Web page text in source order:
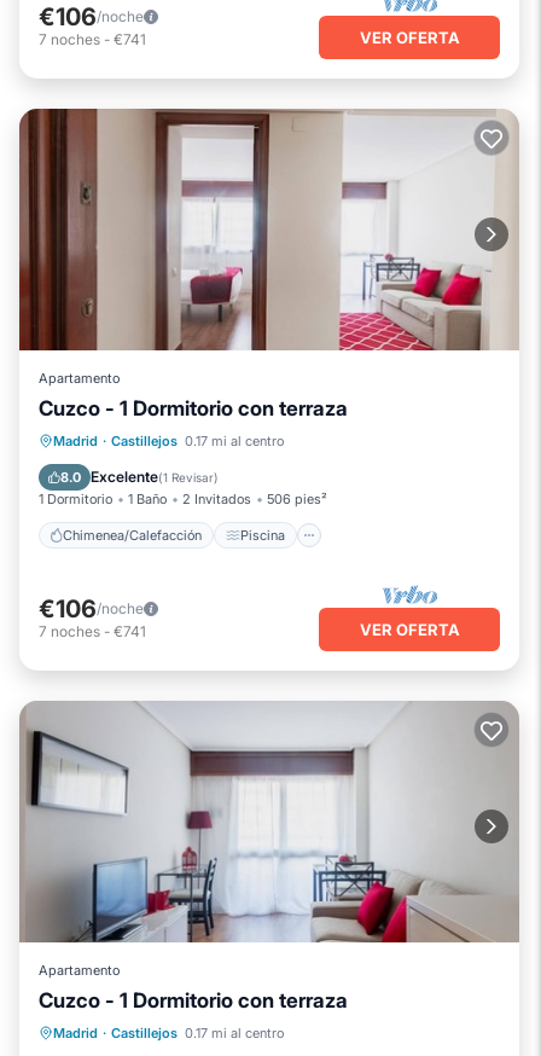
€106/noche
7 noches - €741 VER OFERTA
Apartamento
Cuzco - 1 Dormitorio con terraza
Madrid · Castillejos 0.17 mi al centro
8.0 Excelente(1 Revisar)
1 Dormitorio 1 Baño 2 Invitados 506 pies²
Chimenea/Calefacción Piscina
Chimenea/Calefacción
Balcón/Terraza
€106/noche
7 noches - €741 VER OFERTA
Apartamento
Cuzco - 1 Dormitorio con terraza
Madrid · Castillejos 0.17 mi al centro
Chimenea/Calefacción